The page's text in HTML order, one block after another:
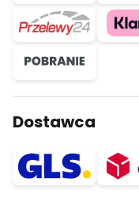
Dostawca